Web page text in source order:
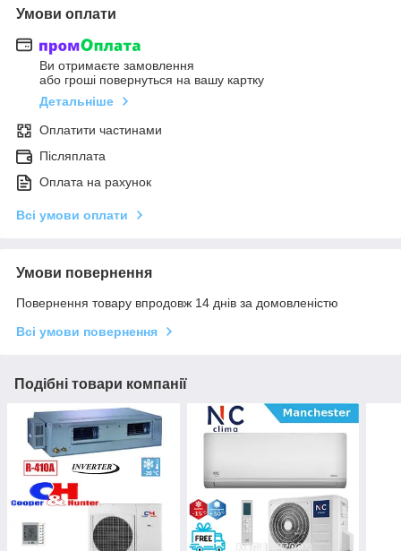
Умови оплати
Ви отримаєте замовлення
або гроші повернуться на вашу картку
Детальніше
Оплатити частинами
Післяплата
Оплата на рахунок
Всі умови оплати
Умови повернення
Повернення товару впродовж 14 днів за домовленістю
Всі умови повернення
Подібні товари компанії